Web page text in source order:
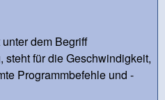
dem Begriff
für die Geschwindigkeit,
Programmbefehle und -